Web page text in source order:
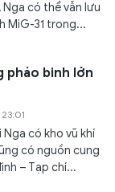
Nga có thể vẫn lưu
MiG-31 trong...
pháo binh lớn
có kho vũ khí
có nguồn cung
– Tạp chí...